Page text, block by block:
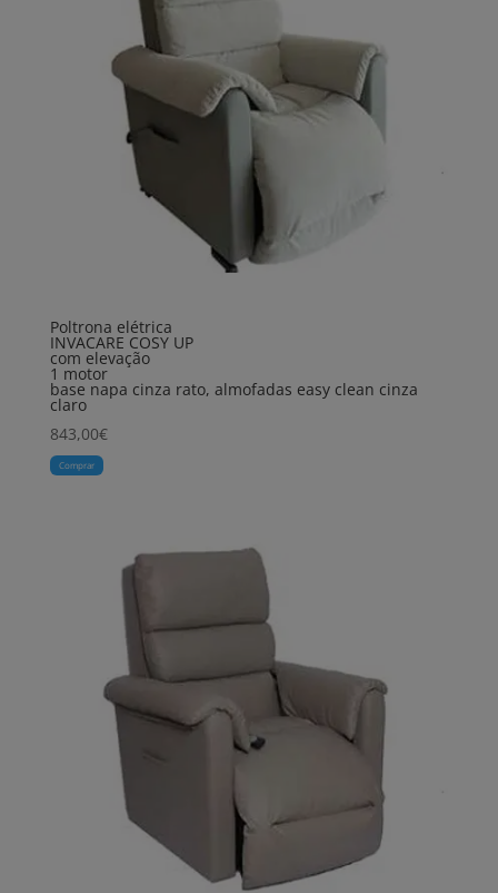
Poltrona elétrica
INVACARE COSY UP
com elevação
1 motor
base napa cinza rato, almofadas easy clean cinza
claro
843,00€
Comprar